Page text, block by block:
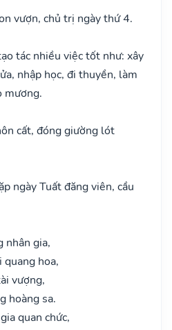
vượn, chủ trị ngày thứ 4.
tác nhiều việc tốt như: xây
nhập học, đi thuyền, làm
mương.
cất, đóng giường lót
ngày Tuất đăng viên, cầu
nhân gia,
hoa,
vượng,
hoàng sa.
quan chức,